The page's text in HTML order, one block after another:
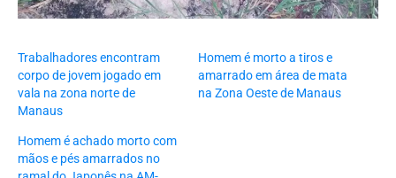
Trabalhadores encontram
corpo de jovem jogado em
vala na zona norte de
Manaus
Homem é morto a tiros e
amarrado em área de mata
na Zona Oeste de Manaus
Homem é achado morto com
mãos e pés amarrados no